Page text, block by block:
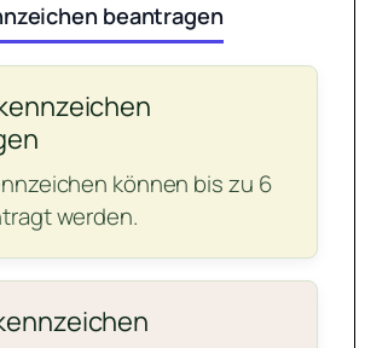
beantragen
können bis zu 6
werden.